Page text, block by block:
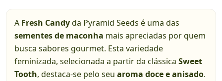
A Fresh Candyda Pyramid Seeds é uma das
sementes de maconha mais apreciadas por quem
busca sabores gourmet. Esta variedade
feminizada, selecionada a partir da clássica Sweet
Tooth, destaca-se pelo seu aroma doce e anisado.